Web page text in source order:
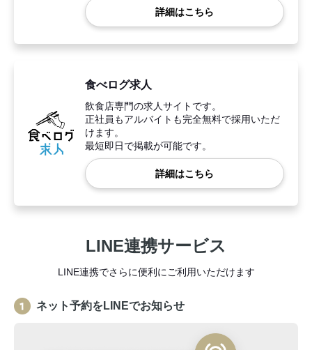
詳細はこちら
食べログ求人
飲食店専門の求人サイトです。
正社員もアルバイトも完全無料で採用いただ
けます。
最短即日で掲載が可能です。
詳細はこちら
LINE連携サービス
LINE連携でさらに便利にご利用いただけます
ネット予約をLINEでお知らせ